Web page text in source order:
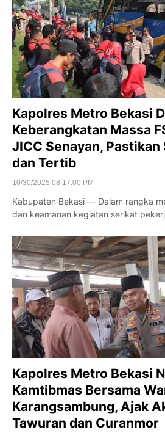
Kapolres Metro Bekasi
Keberangkatan Massa
JICC Senayan,
dan Tertib
10/30/2025 08:17:00 PM
Kabupaten Bekasi — Dalam rangka
dan keamanan kegiatan serikat
Kapolres Metro Bekasi
Kamtibmas Bersama
Karangsambung, Ajak
Tawuran dan Curanmor